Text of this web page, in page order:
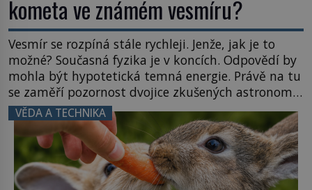
kometa ve známém vesmíru?
Vesmír se rozpíná stále rychleji. Jenže, jak je to
možné? Současná fyzika je v koncích. Odpovědí by
mohla být hypotetická temná energie. Právě na tu
se zaměří pozornost dvojice zkušených astronomů.
Namísto ní ale objeví něco mnohem
hmatatelnějšího. Naprosto rekordní kometu!
Astronomové Pedro Bernardinelli a Gary Bernstein
mravenčí prací zkoumají archivní snímky v rámci
Průzkumu temné energie […]
VĚDA A TECHNIKA